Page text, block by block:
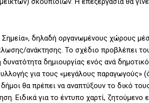
δηλαδή οργανωμένους χώρους
ανάκτησης. Το σχέδιο προβλέπει
δημιουργίας ενός ανά
για τους «μεγάλους παραγωγούς»
θα πρέπει να αναπτύξουν το δικό
Ειδικά για το έντυπο χαρτί, ζητούμενο